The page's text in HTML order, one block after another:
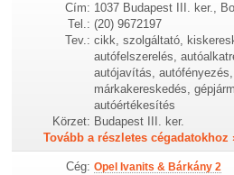
Cím: 1037 Budapest III. ker.,
Tel.: (20) 9672197
Tev.: cikk, szolgáltató,
autófelszerelés,
autójavítás,
márkakereskedés,
autóértékesítés
Körzet: Budapest III. ker.
Tovább a részletes cégadatokhoz
Cég: Opel Ivanits & Bárkány 2